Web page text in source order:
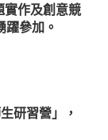
實作及創意競
參加。
研習營」，